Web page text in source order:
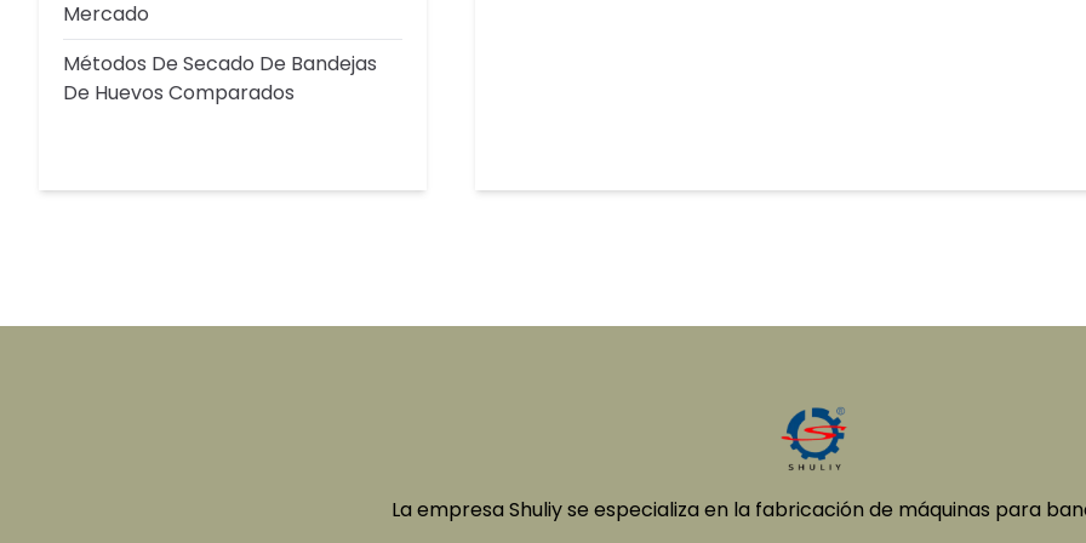
Mercado
Métodos De Secado De Bandejas
De Huevos Comparados
La empresa Shuliy se especializa en la fabricación de máquinas para